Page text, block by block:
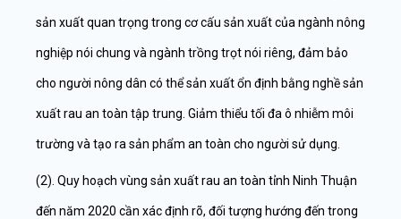
sản xuất quan trọng trong cơ cấu sản xuất của ngành nông
nghiệp nói chung và ngành trồng trọt nói riêng, đảm bảo
cho người nông dân có thể sản xuất ổn định bằng nghề sản
xuất rau an toàn tập trung. Giảm thiểu tối đa ô nhiễm môi
trường và tạo ra sản phẩm an toàn cho người sử dụng.
(2). Quy hoạch vùng sản xuất rau an toàn tỉnh Ninh Thuận
đến năm 2020 cần xác định rõ, đối tượng hướng đến trong